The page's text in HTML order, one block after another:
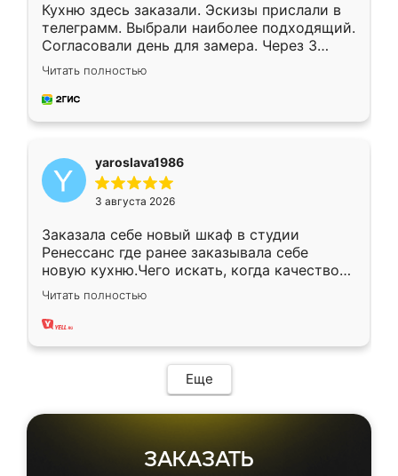
Кухню здесь заказали. Эскизы прислали в
телеграмм. Выбрали наиболее подходящий.
Согласовали день для замера. Через 3
недели кухня была уже готова. Остались
довольны работой. Спасибо Ренессанс
мебель за качественную работу!
Читать полностью
yaroslava1986
3 августа 2026
Заказала себе новый шкаф в студии
Ренессанс где ранее заказывала себе
новую кухню.Чего искать, когда качеством
вполне довольна. Служит кухня уже почти
два года, нареканий нет.
Читать полностью
Еще
ЗАКАЗАТЬ